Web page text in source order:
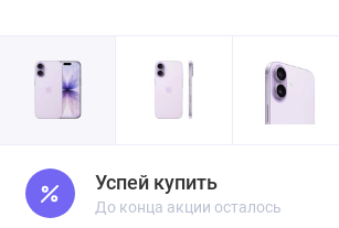
Успей купить
До конца акции осталось